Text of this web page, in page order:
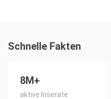
Schnelle Fakten
8M+
aktive Inserate